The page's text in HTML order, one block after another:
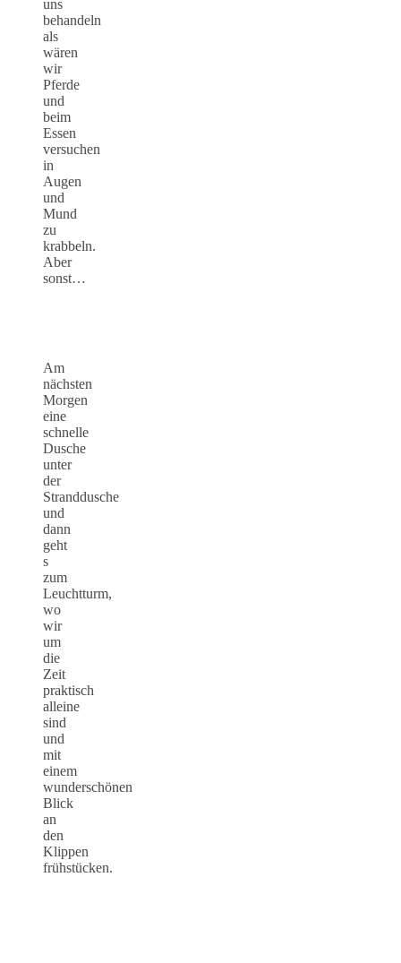
uns
behandeln
als
wären
wir
Pferde
und
beim
Essen
versuchen
in
Augen
und
Mund
zu
krabbeln.
Aber
sonst…
Am
nächsten
Morgen
eine
schnelle
Dusche
unter
der
Stranddusche
und
dann
geht
s
zum
Leuchtturm,
wo
wir
um
die
Zeit
praktisch
alleine
sind
und
mit
einem
wunderschönen
Blick
an
den
Klippen
frühstücken.